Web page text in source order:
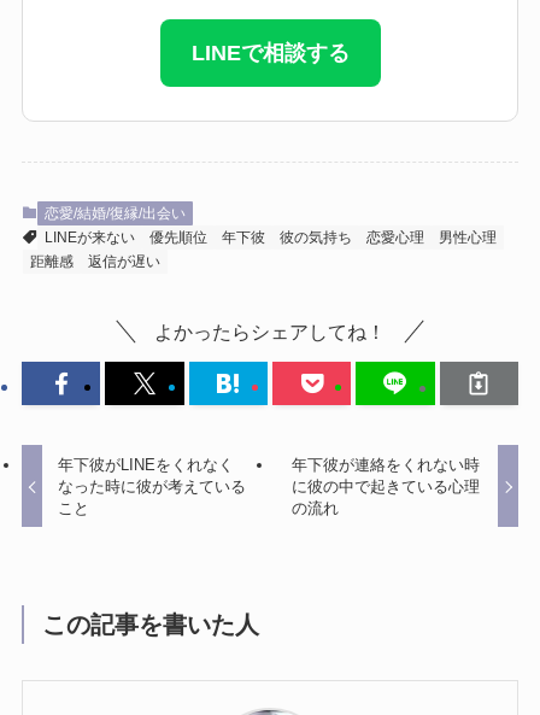
LINEで相談する
恋愛/結婚/復縁/出会い
LINEが来ない
優先順位 年下彼 彼の気持ち 恋愛心理
男性心理
距離感
返信が遅い
よかったらシェアしてね！
年下彼がLINEをくれなく
なった時に彼が考えている
こと
年下彼が連絡をくれない時
に彼の中で起きている心理
の流れ
この記事を書いた人